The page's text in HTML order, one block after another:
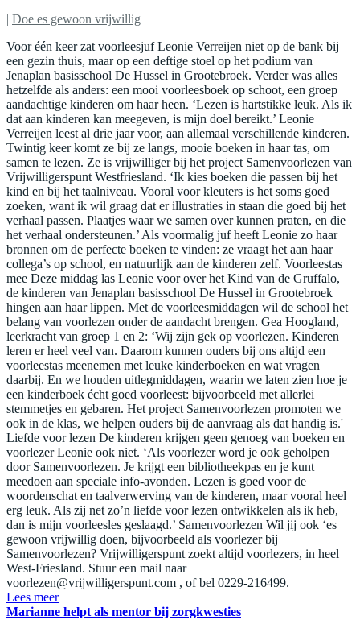
| Doe es gewoon vrijwillig
Voor één keer zat voorleesjuf Leonie Verreijen niet op de bank bij
een gezin thuis, maar op een deftige stoel op het podium van
Jenaplan basisschool De Hussel in Grootebroek. Verder was alles
hetzelfde als anders: een mooi voorleesboek op schoot, een groep
aandachtige kinderen om haar heen. ‘Lezen is hartstikke leuk. Als ik
dat aan kinderen kan meegeven, is mijn doel bereikt.’ Leonie
Verreijen leest al drie jaar voor, aan allemaal verschillende kinderen.
Twintig keer komt ze bij ze langs, mooie boeken in haar tas, om
samen te lezen. Ze is vrijwilliger bij het project Samenvoorlezen van
Vrijwilligerspunt Westfriesland. ‘Ik kies boeken die passen bij het
kind en bij het taalniveau. Vooral voor kleuters is het soms goed
zoeken, want ik wil graag dat er illustraties in staan die goed bij het
verhaal passen. Plaatjes waar we samen over kunnen praten, en die
het verhaal ondersteunen.’ Als voormalig juf heeft Leonie zo haar
bronnen om de perfecte boeken te vinden: ze vraagt het aan haar
collega’s op school, en natuurlijk aan de kinderen zelf. Voorleestas
mee Deze middag las Leonie voor over het Kind van de Gruffalo,
de kinderen van Jenaplan basisschool De Hussel in Grootebroek
hingen aan haar lippen. Met de voorleesmiddagen wil de school het
belang van voorlezen onder de aandacht brengen. Gea Hoogland,
leerkracht van groep 1 en 2: ‘Wij zijn gek op voorlezen. Kinderen
leren er heel veel van. Daarom kunnen ouders bij ons altijd een
voorleestas meenemen met leuke kinderboeken en wat vragen
daarbij. En we houden uitlegmiddagen, waarin we laten zien hoe je
een kinderboek écht goed voorleest: bijvoorbeeld met allerlei
stemmetjes en gebaren. Het project Samenvoorlezen promoten we
ook in de klas, we helpen ouders bij de aanvraag als dat handig is.'
Liefde voor lezen De kinderen krijgen geen genoeg van boeken en
voorlezer Leonie ook niet. ‘Als voorlezer word je ook geholpen
door Samenvoorlezen. Je krijgt een bibliotheekpas en je kunt
meedoen aan speciale info-avonden. Lezen is goed voor de
woordenschat en taalverwerving van de kinderen, maar vooral heel
erg leuk. Als zij net zo’n liefde voor lezen ontwikkelen als ik heb,
dan is mijn voorleesles geslaagd.’ Samenvoorlezen Wil jij ook ‘es
gewoon vrijwillig doen, bijvoorbeeld als voorlezer bij
Samenvoorlezen? Vrijwilligerspunt zoekt altijd voorlezers, in heel
West-Friesland. Stuur een mail naar
voorlezen@vrijwilligerspunt.com , of bel 0229-216499.
Lees meer
Marianne helpt als mentor bij zorgkwesties